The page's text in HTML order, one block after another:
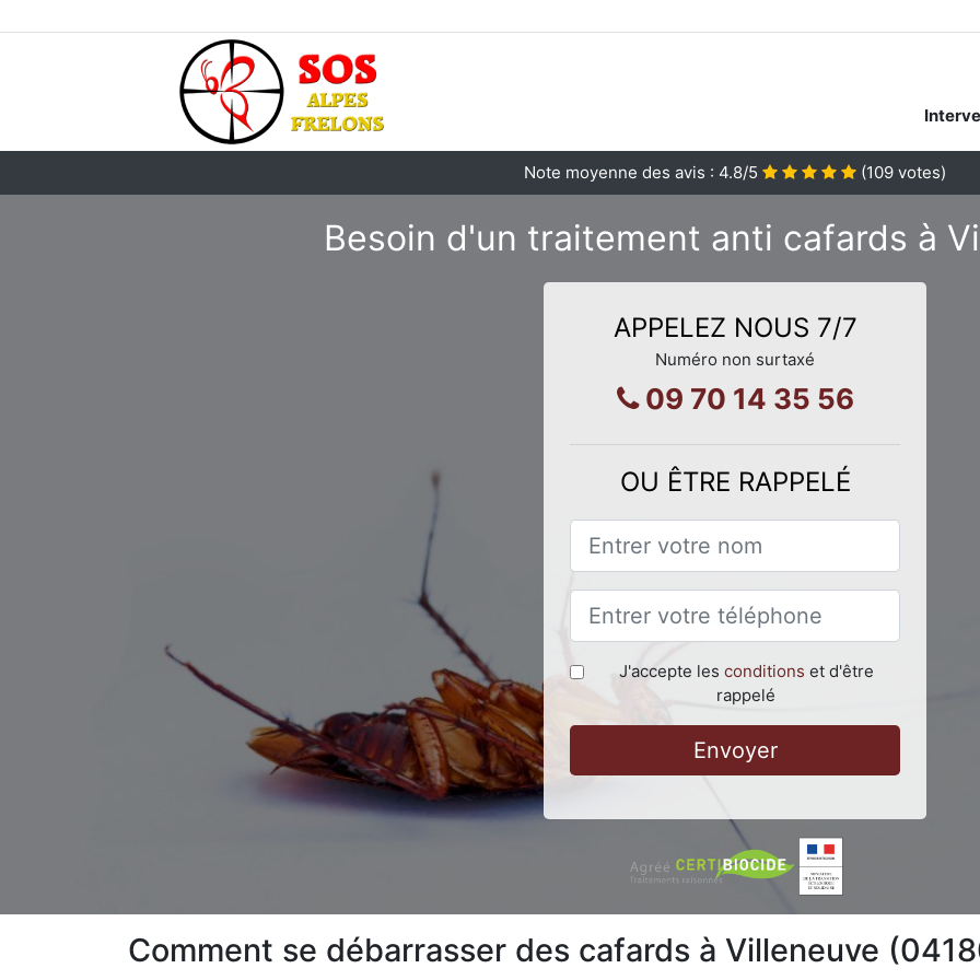
Note moyenne des avis : 4.8/5 (109 votes)
Besoin d'un traitement anti cafards à
APPELEZ NOUS 7/7
Numéro non surtaxé
09 70 14 35 56
OU ÊTRE RAPPELÉ
J'accepte les conditions et d'être
rappelé
Envoyer
Comment se débarrasser des cafards à Villeneuve